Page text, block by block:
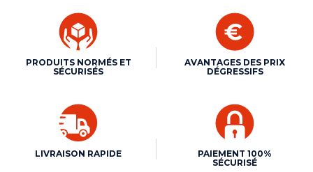
PRODUITS NORMÉS ET
SÉCURISÉS
AVANTAGES DES PRIX
DÉGRESSIFS
LIVRAISON RAPIDE
PAIEMENT 100%
SÉCURISÉ